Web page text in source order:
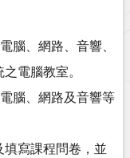
、網路、音響、
電腦教室。
腦、網路及音響等
寫課程問卷，並